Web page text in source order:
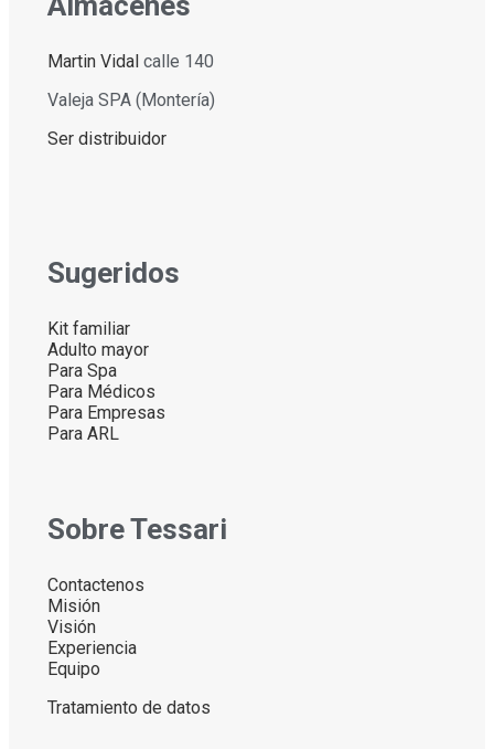
Martin Vidal calle 140
Valeja SPA (Montería)
Ser distribuidor
Sugeridos
Kit familiar
Adulto mayor
Para Spa
Para Médicos
Para Empresas
Para ARL
Sobre Tessari
Contactenos
Misión
Visión
Experiencia
Equipo
Tratamiento de datos